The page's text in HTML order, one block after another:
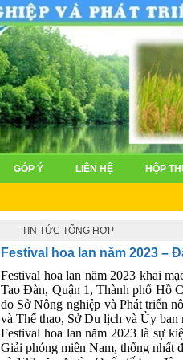
GÓP Ý LIÊN HỆ HỘP
TIN TỨC TỔNG HỢP
Festival hoa lan năm 2023 –
Festival hoa lan năm 2023 khai
Tao Đàn, Quận 1, Thành phố Hồ
do Sở Nông nghiệp và Phát triển
và Thể thao, Sở Du lịch và Ủy ban
Festival hoa lan năm 2023 là sự
Giải phóng miền Nam, thống nhất